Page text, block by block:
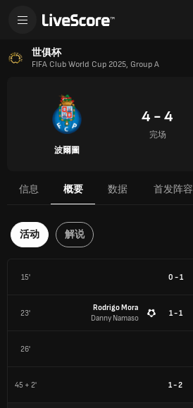
世俱杯
FIFA Club World Cup 2025, Group A
波爾圖
4 - 4
完场
信息 概要 数据 首发阵容
活动 解说
15' 0 - 1
23'
Rodrigo Mora
Danny Namaso
1 - 1
26'
45 + 2' 1 - 2